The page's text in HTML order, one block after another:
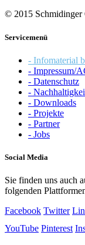
© 2015 Schmidinger
Servicemenü
- Infomaterial
- Impressum/
- Datenschutz
-
- Downloads
- Projekte
- Partner
- Jobs
Social Media
Sie finden uns auch
folgenden
Facebook Twitter
YouTube Pinterest